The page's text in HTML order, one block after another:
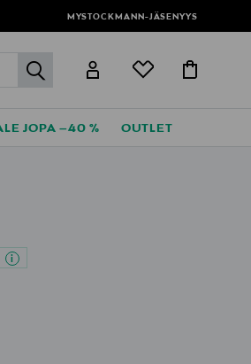
MYSTOCKMANN-JÄSENYYS
label.header.go
JOPA –40 % OUTLET